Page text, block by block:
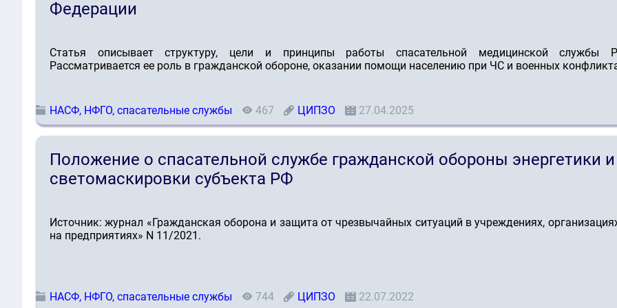
Федерации
Статья описывает структуру, цели и принципы работы спасательной медицинской службы
Рассматривается ее роль в гражданской обороне, оказании помощи населению при ЧС и военных
НАСФ, НФГО, спасательные службы 467 ЦИПЗО 27.04.2025
Положение о спасательной службе гражданской обороны энергетики и
светомаскировки субъекта РФ
Источник: журнал «Гражданская оборона и защита от чрезвычайных ситуаций в учреждениях,
на предприятиях» N 11/2021.
НАСФ, НФГО, спасательные службы 744 ЦИПЗО 22.07.2022